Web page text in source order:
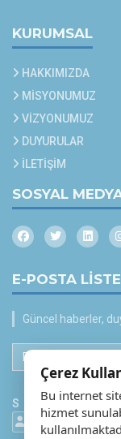
KURUMSAL
HAKKIMIZDA
MİSYONUMUZ
VİZYONUMUZ
DUYURULAR
İLETİŞİM
SOSYAL
E-POSTA
Güncel haberler,
E-Posta adresinizi
S
Çerez
Bu internet
hizmet